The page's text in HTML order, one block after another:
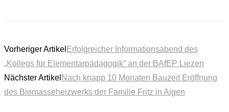
Vorheriger Artikel Erfolgreicher Informationsabend des
„Kollegs für Elementarpädagogik“ an der BAfEP Liezen
Nächster Artikel Nach knapp 10 Monaten Bauzeit Eröffnung
des Biomasseheizwerks der Familie Fritz in Aigen